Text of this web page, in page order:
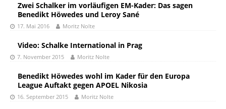
Zwei Schalker im vorläufigen EM-Kader: Das sagen
Benedikt Höwedes und Leroy Sané
17. Mai 2016 Moritz Nolte
Video: Schalke International in Prag
7. November 2015 Moritz Nolte
Benedikt Höwedes wohl im Kader für den Europa
League Auftakt gegen APOEL Nikosia
16. September 2015 Moritz Nolte